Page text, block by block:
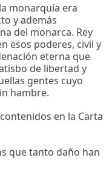
monarquía era
y además
del monarca. Rey
esos poderes, civil y
eterna que
de libertad y
gentes cuyo
hambre.
en la Carta
que tanto daño han